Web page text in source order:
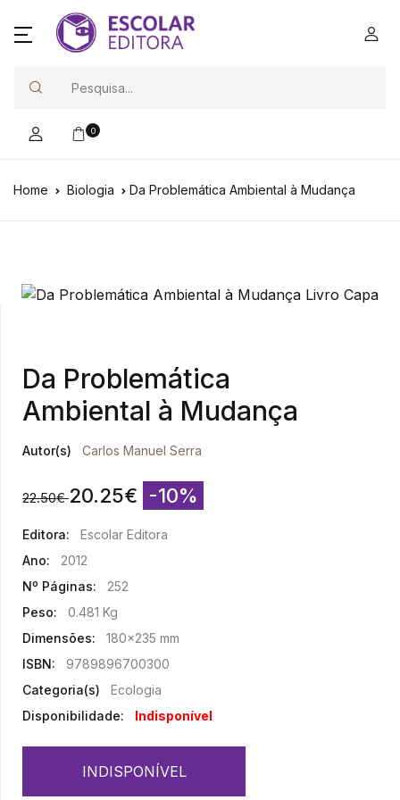
0
Home Biologia Da Problemática Ambiental à Mudança
Da Problemática
Ambiental à Mudança
Autor(s) Carlos Manuel Serra
22.50€ 20.25€ -10%
Editora:
Escolar Editora
Ano:
2012
Nº Páginas:
252
Peso:
0.481 Kg
Dimensões:
180x235 mm
ISBN:
9789896700300
Categoria(s)
Ecologia
Disponibilidade:
Indisponível
INDISPONÍVEL